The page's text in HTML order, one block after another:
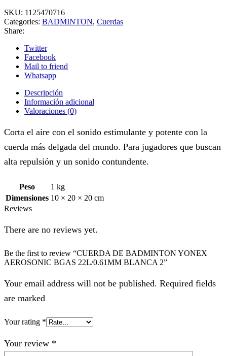
SKU: 1125470716
Categories: BADMINTON, Cuerdas
Share:
Twitter
Facebook
Mail to friend
Whatsapp
Descripción
Información adicional
Valoraciones (0)
Corta el aire con el sonido estimulante y potente con la
cuerda más delgada del mundo. Para jugadores que buscan
alta repulsión y un sonido contundente.
Peso
1 kg
Dimensiones 10 × 20 × 20 cm
Reviews
There are no reviews yet.
Be the first to review “CUERDA DE BADMINTON YONEX
AEROSONIC BGAS 22L/0.61MM BLANCA 2”
Your email address will not be published. Required fields
are marked
Your rating *
Your review *